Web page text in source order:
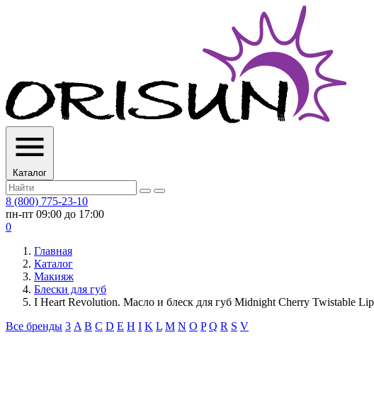
Каталог
8 (800) 775-23-10
пн-пт 09:00 до 17:00
0
Главная
Каталог
Макияж
Блески для губ
I Heart Revolution. Масло и блеск для губ Midnight Cherry Twistable
Все бренды 3 A B C D E H I K L M N O P Q R S V